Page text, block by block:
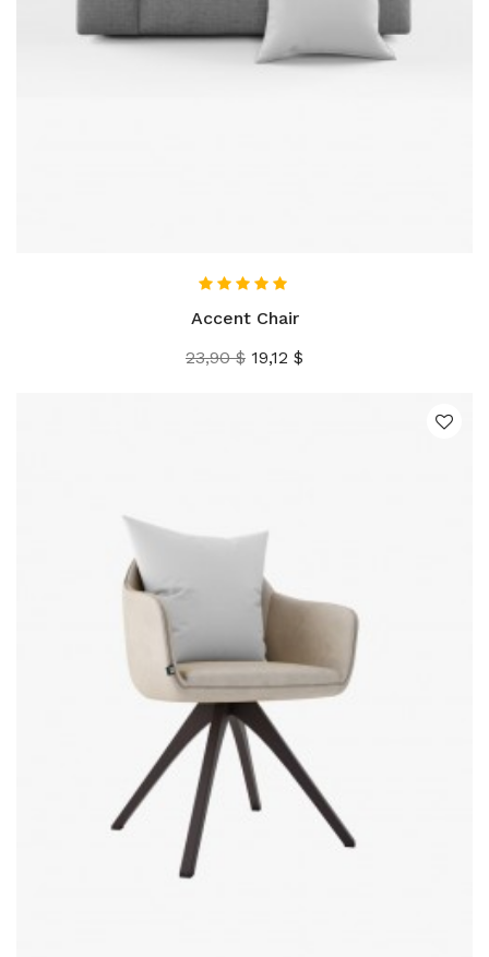
Accent Chair
Precio
23,90 $ Precio
19,12 $